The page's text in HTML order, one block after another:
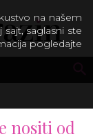
nositi od
na našem
saglasni ste
pogledajte